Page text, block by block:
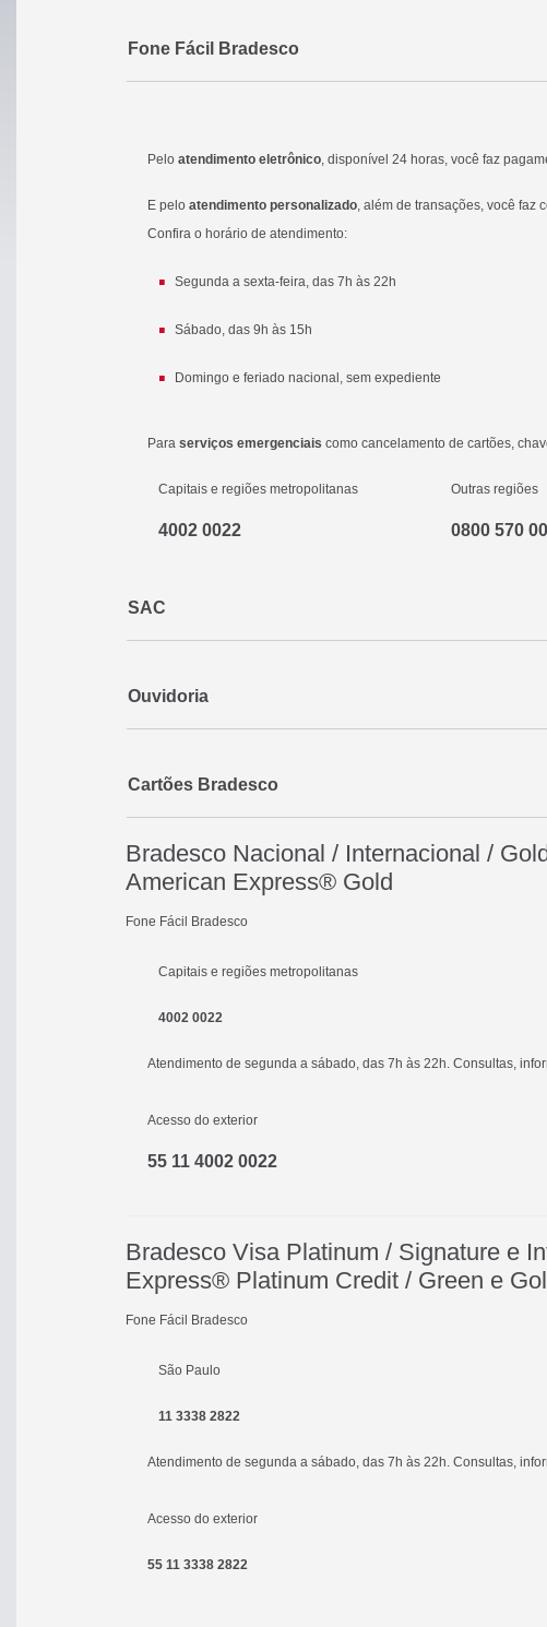
Fone Fácil Bradesco
Pelo atendimento eletrônico, disponível 24 horas, você faz
E pelo atendimento personalizado, além de transações, você faz
Confira o horário de atendimento:
Segunda a sexta-feira, das 7h às 22h
Sábado, das 9h às 15h
Domingo e feriado nacional, sem expediente
Para serviços emergenciais como cancelamento de cartões,
Capitais e regiões metropolitanas
4002 0022
Outras regiões
0800 570
SAC
Ouvidoria
Cartões Bradesco
Bradesco Nacional / Internacional /
American Express® Gold
Fone Fácil Bradesco
Capitais e regiões metropolitanas
4002 0022
Atendimento de segunda a sábado, das 7h às 22h. Consultas,
Acesso do exterior
55 11 4002 0022
Bradesco Visa Platinum / Signature e
Express® Platinum Credit / Green e
Fone Fácil Bradesco
São Paulo
11 3338 2822
Atendimento de segunda a sábado, das 7h às 22h. Consultas,
Acesso do exterior
55 11 3338 2822